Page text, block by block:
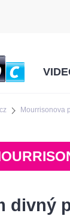
Mourrisonova
divný